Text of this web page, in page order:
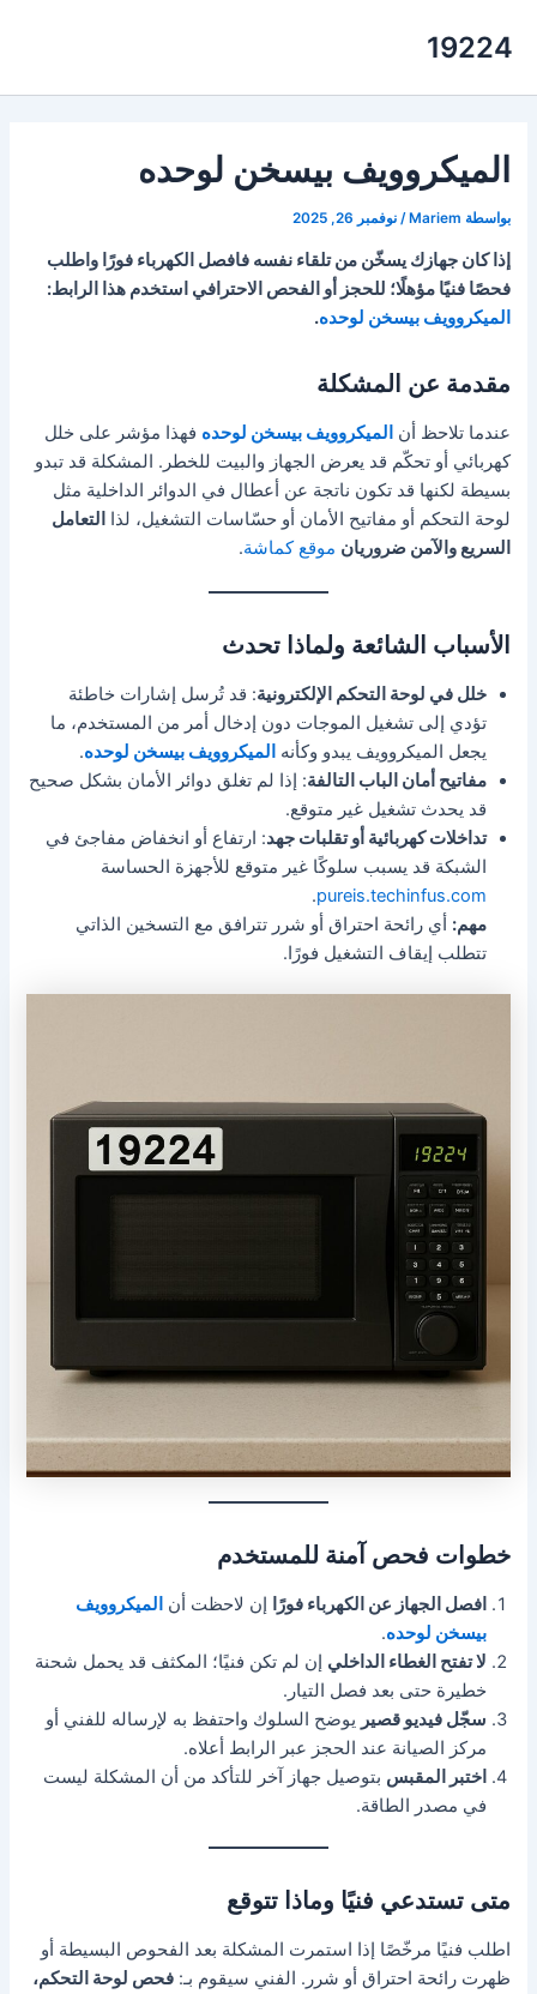
19224
الميكروويف بيسخن لوحده
بواسطة Mariem
/نوفمبر 26, 2025
إذا كان جهازك يسخّن من تلقاء نفسه فافصل الكهرباء فورًا واطلب
فحصًا فنيًا مؤهلًا؛ للحجز أو الفحص الاحترافي استخدم هذا الرابط:
الميكروويف بيسخن لوحده.
مقدمة عن المشكلة
عندما تلاحظ أن الميكروويف بيسخن لوحده فهذا مؤشر على خلل
كهربائي أو تحكّم قد يعرض الجهاز والبيت للخطر. المشكلة قد تبدو
بسيطة لكنها قد تكون ناتجة عن أعطال في الدوائر الداخلية مثل
لوحة التحكم أو مفاتيح الأمان أو حسّاسات التشغيل، لذا
التعامل
السريع والآمن ضروريان موقع كماشة.
الأسباب الشائعة ولماذا تحدث
خلل في لوحة التحكم الإلكترونية: قد تُرسل إشارات خاطئة
تؤدي إلى تشغيل الموجات دون إدخال أمر من المستخدم، ما
يجعل الميكروويف يبدو وكأنه الميكروويف بيسخن لوحده.
مفاتيح أمان الباب التالفة: إذا لم تغلق دوائر الأمان بشكل صحيح
قد يحدث تشغيل غير متوقع.
تداخلات كهربائية أو تقلبات جهد: ارتفاع أو انخفاض مفاجئ في
الشبكة قد يسبب سلوكًا غير متوقع للأجهزة الحساسة
pureis.techinfus.com
.
مهم: أي رائحة احتراق أو شرر تترافق مع التسخين الذاتي
تتطلب إيقاف التشغيل فورًا.
خطوات فحص آمنة للمستخدم
افصل الجهاز عن الكهرباء فورًا إن لاحظت أن الميكروويف
بيسخن لوحده.
لا تفتح الغطاء الداخلي إن لم تكن فنيًا؛ المكثف قد يحمل شحنة
خطيرة حتى بعد فصل التيار.
سجّل فيديو قصير يوضح السلوك واحتفظ به لإرساله للفني أو
مركز الصيانة عند الحجز عبر الرابط أعلاه.
اختبر المقبس بتوصيل جهاز آخر للتأكد من أن المشكلة ليست
في مصدر الطاقة.
متى تستدعي فنيًا وماذا تتوقع
اطلب فنيًا مرخّصًا إذا استمرت المشكلة بعد الفحوص البسيطة أو
ظهرت رائحة احتراق أو شرر. الفني سيقوم بـ:فحص لوحة التحكم،